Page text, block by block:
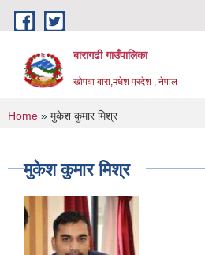
Skip to main content
बारागढी गाउँपालिका
खोपवा बारा,मधेश प्रदेश , नेपाल
You are here
Home » मुकेश कुमार मिश्र
मुकेश कुमार मिश्र